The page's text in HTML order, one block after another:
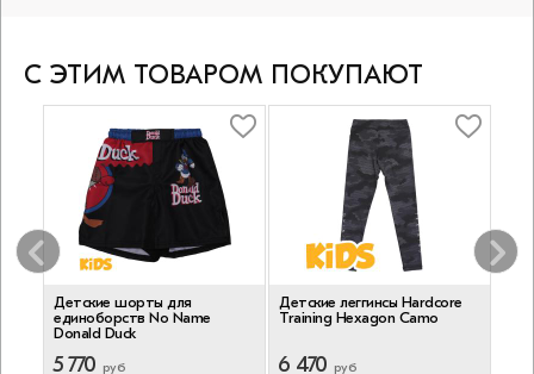
С ЭТИМ ТОВАРОМ ПОКУПАЮТ
Детские шорты для
единоборств No Name
Donald Duck
5 770 руб
Детские леггинсы Hardcore
Training Hexagon Camo
6 470 руб